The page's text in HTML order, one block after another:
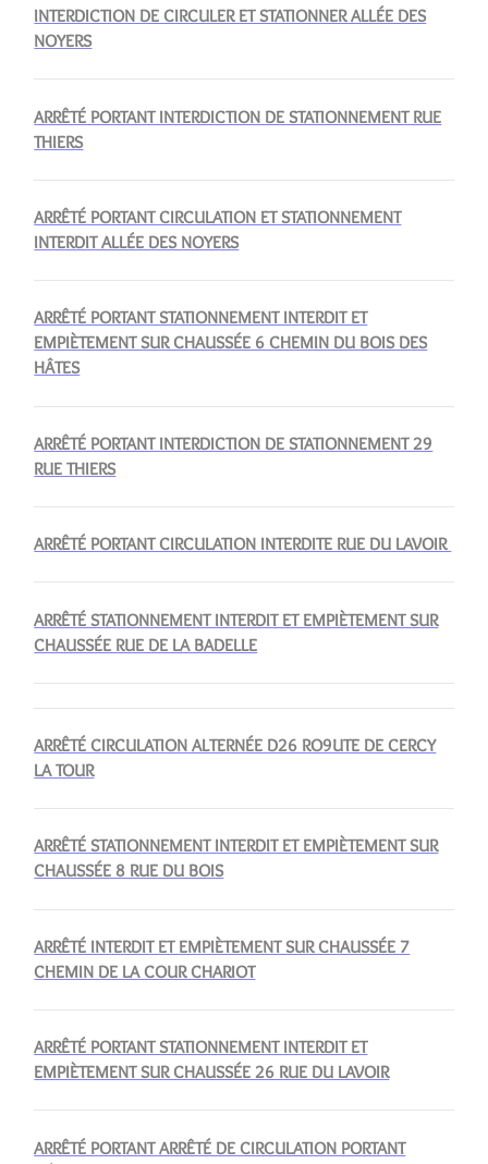
INTERDICTION DE CIRCULER ET STATIONNER ALLÉE DES
NOYERS
ARRÊTÉ PORTANT INTERDICTION DE STATIONNEMENT RUE
THIERS
ARRÊTÉ PORTANT CIRCULATION ET STATIONNEMENT
INTERDIT ALLÉE DES NOYERS
ARRÊTÉ PORTANT STATIONNEMENT INTERDIT ET
EMPIÈTEMENT SUR CHAUSSÉE 6 CHEMIN DU BOIS DES
HÂTES
ARRÊTÉ PORTANT INTERDICTION DE STATIONNEMENT 29
RUE THIERS
ARRÊTÉ PORTANT CIRCULATION INTERDITE RUE DU LAVOIR
ARRÊTÉ STATIONNEMENT INTERDIT ET EMPIÈTEMENT SUR
CHAUSSÉE RUE DE LA BADELLE
ARRÊTÉ CIRCULATION ALTERNÉE D26 RO9UTE DE CERCY
LA TOUR
ARRÊTÉ STATIONNEMENT INTERDIT ET EMPIÈTEMENT SUR
CHAUSSÉE 8 RUE DU BOIS
ARRÊTÉ INTERDIT ET EMPIÈTEMENT SUR CHAUSSÉE 7
CHEMIN DE LA COUR CHARIOT
ARRÊTÉ PORTANT STATIONNEMENT INTERDIT ET
EMPIÈTEMENT SUR CHAUSSÉE 26 RUE DU LAVOIR
ARRÊTÉ PORTANT ARRÊTÉ DE CIRCULATION PORTANT